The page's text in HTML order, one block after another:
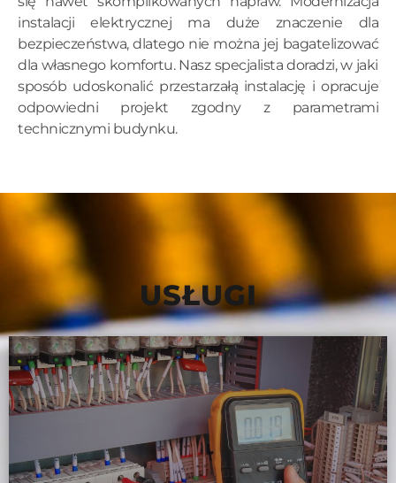
instalacji elektrycznej ma duże znaczenie dla
bezpieczeństwa, dlatego nie można jej bagatelizować
dla własnego komfortu. Nasz specjalista doradzi, w jaki
sposób udoskonalić przestarzałą instalację i opracuje
odpowiedni projekt zgodny z parametrami
technicznymi budynku.
USŁUGI